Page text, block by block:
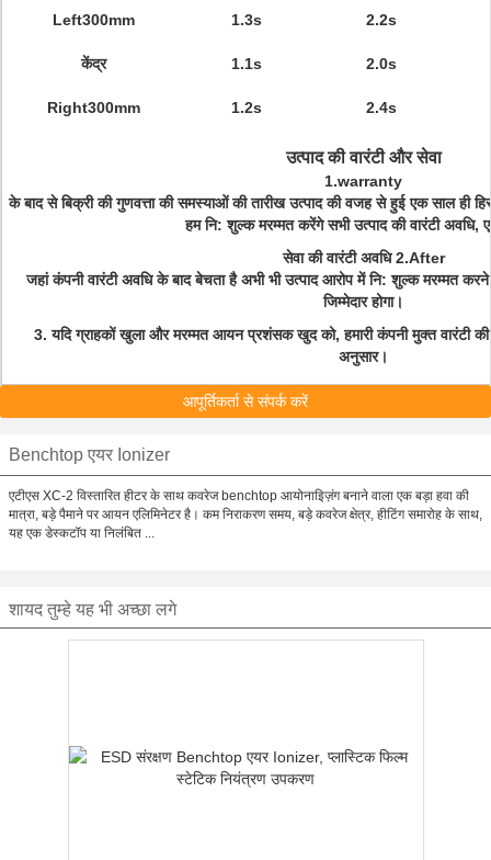
Left300mm 1.3s 2.2s
केंद्र 1.1s 2.0s
Right300mm 1.2s 2.4s
उत्पाद की वारंटी और सेवा
1.warranty
के बाद से बिक्री की गुणवत्ता की समस्याओं की तारीख उत्पाद की वजह से हुई एक साल ही
हम नि: शुल्क मरम्मत करेंगे सभी उत्पाद की वारंटी अवधि,
सेवा की वारंटी अवधि 2.After
जहां कंपनी वारंटी अवधि के बाद बेचता है अभी भी उत्पाद आरोप में नि: शुल्क मरम्मत करने
जिम्मेदार होगा।
3. यदि ग्राहकों खुला और मरम्मत आयन प्रशंसक खुद को, हमारी कंपनी मुक्त वारंटी की
अनुसार।
आपूर्तिकर्ता से संपर्क करें
Benchtop एयर Ionizer
एटीएस XC-2 विस्तारित हीटर के साथ कवरेज benchtop आयोनाइिज़ंग बनाने वाला एक बड़ा हवा की
मात्रा, बड़े पैमाने पर आयन एलिमिनेटर है। कम निराकरण समय, बड़े कवरेज क्षेत्र, हीटिंग समारोह के साथ,
यह एक डेस्कटॉप या निलंबित ...
शायद तुम्हे यह भी अच्छा लगे